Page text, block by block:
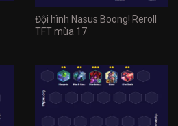
Đội hình Nasus Boong! Reroll
TFT mùa 17